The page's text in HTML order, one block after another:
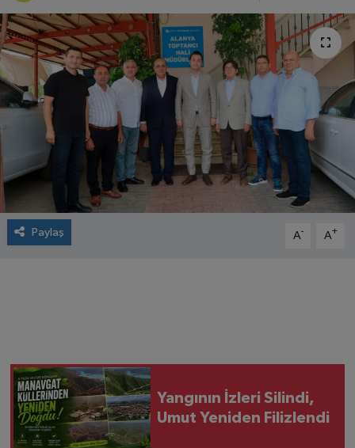
Paylaş A- A+
Yangının İzleri Silindi,
Umut Yeniden Filizlendi